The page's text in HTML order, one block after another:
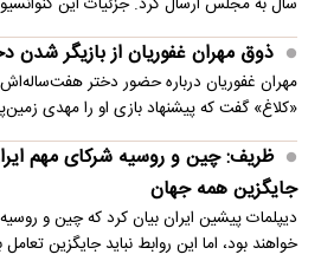
ذوق مهران غفوریان از بازیگر شدن
مهران غفوریان درباره حضور دختر
«کلاغ» گفت که پیشنهاد بازی او را مهدی
ظریف: چین و روسیه شرکای مهم
جایگزین همه جهان
دیپلمات پیشین ایران بیان کرد که چین و
خواهند بود، اما این روابط نباید جایگزین تعامل